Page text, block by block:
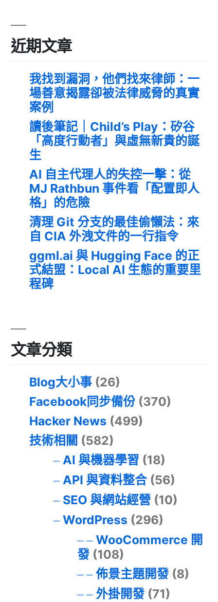
近期文章
我找到漏洞，他們找來律師：一
場善意揭露卻被法律威脅的真實
案例
讀後筆記｜Child’s Play：矽谷
「高度行動者」與虛無新貴的誕
生
AI 自主代理人的失控一擊：從
MJ Rathbun 事件看「配置即人
格」的危險
清理 Git 分支的最佳偷懶法：來
自 CIA 外洩文件的一行指令
ggml.ai 與 Hugging Face 的正
式結盟：Local AI 生態的重要里
程碑
文章分類
Blog大小事 (26)
Facebook同步備份 (370)
Hacker News (499)
技術相關 (582)
AI 與機器學習 (18)
API 與資料整合(56)
SEO 與網站經營 (10)
WordPress (296)
WooCommerce 開
發(108)
佈景主題開發(8)
外掛開發(71)